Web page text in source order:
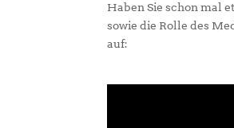
Haben Sie schon mal
sowie die Rolle des
auf: